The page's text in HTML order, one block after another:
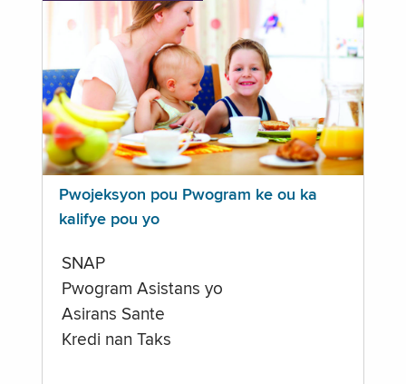
Pwojeksyon pou Pwogram ke ou ka
kalifye pou yo
SNAP
Pwogram Asistans yo
Asirans Sante
Kredi nan Taks